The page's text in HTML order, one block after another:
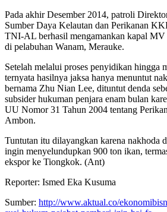
Pada akhir Desember 2014, patroli
Sumber Daya Kelautan dan Perikanan
TNI-AL berhasil mengamankan kapal MV
di pelabuhan Wanam, Merauke.
Setelah melalui proses penyidikan hingga
ternyata hasilnya jaksa hanya menuntut
bernama Zhu Nian Lee, dituntut denda
subsider hukuman penjara enam bulan
UU Nomor 31 Tahun 2004 tentang
Ambon.
Tuntutan itu dilayangkan karena nakhoda
ingin menyelundupkan 900 ton ikan,
ekspor ke Tiongkok. (Ant)
Reporter: Ismed Eka Kusuma
Sumber: http://www.aktual.co/